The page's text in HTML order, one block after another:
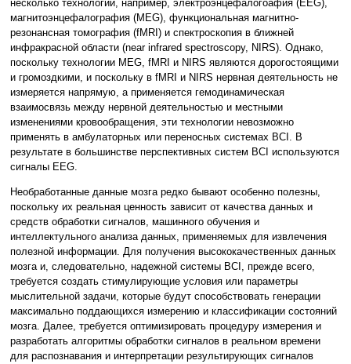
несколько технологий, например, электроэнцефалогоафия (EEG),
магнитоэнцефалография (MEG), функциональная магнитно-
резонансная томография (fMRI) и спектроскопия в ближней
инфракрасной области (near infrared spectroscopy, NIRS). Однако,
поскольку технологии MEG, fMRI и NIRS являются дорогостоящими
и громоздкими, и поскольку в fMRI и NIRS нервная деятельность не
измеряется напрямую, а применяется гемодинамическая
взаимосвязь между нервной деятельностью и местными
изменениями кровообращения, эти технологии невозможно
применять в амбулаторных или переносных системах BCI. В
результате в большинстве перспективных систем BCI используются
сигналы EEG.
Необработанные данные мозга редко бывают особенно полезны,
поскольку их реальная ценность зависит от качества данных и
средств обработки сигналов, машинного обучения и
интеллектульного анализа данных, применяемых для извлечения
полезной информации. Для получения высококачественных данных
мозга и, следовательно, надежной системы BCI, прежде всего,
требуется создать стимулирующие условия или параметры
мыслительной задачи, которые будут способствовать генерации
максимально поддающихся измерению и классификации состояний
мозга. Далее, требуется оптимизировать процедуру измерения и
разработать алгоритмы обработки сигналов в реальном времени
для распознавания и интерпретации результирующих сигналов